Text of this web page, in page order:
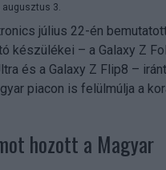
augusztus 3.
július 22-én
készülékei – a Galaxy Z
és a Galaxy Z Flip8 –
piacon is felülmúlja a
hozott a Magyar